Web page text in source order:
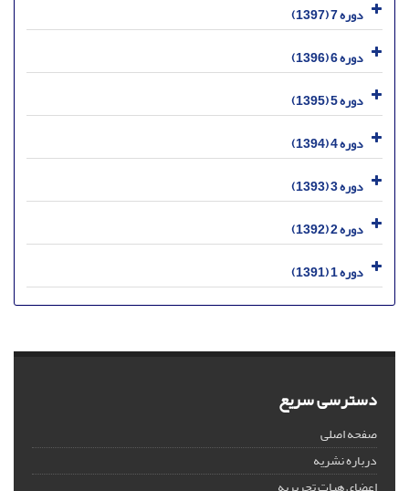
دوره 7 (1397)
دوره 6 (1396)
دوره 5 (1395)
دوره 4 (1394)
دوره 3 (1393)
دوره 2 (1392)
دوره 1 (1391)
دسترسی سریع
صفحه اصلی
درباره نشریه